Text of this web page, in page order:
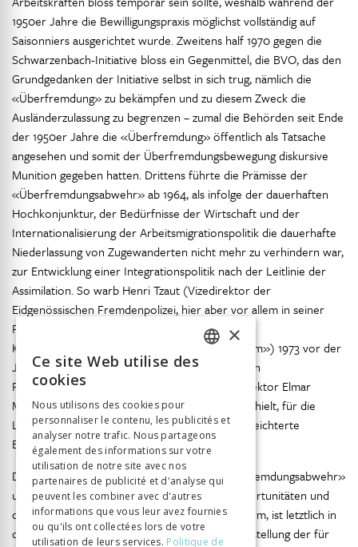
1950er Jahre die Bewilligungspraxis möglichst vollständig auf
Saisonniers ausgerichtet wurde. Zweitens half 1970 gegen die
Schwarzenbach-Initiative bloss ein Gegenmittel, die BVO, das den
Grundgedanken der Initiative selbst in sich trug, nämlich die
«Überfremdung» zu bekämpfen und zu diesem Zweck die
Ausländerzulassung zu begrenzen – zumal die Behörden seit Ende
der 1950er Jahre die «Überfremdung» öffentlich als Tatsache
angesehen und somit der Überfremdungsbewegung diskursive
Munition gegeben hatten. Drittens führte die Prämisse der
«Überfremdungsabwehr» ab 1964, als infolge der dauerhaften
Hochkonjunktur, der Bedürfnisse der Wirtschaft und der
Internationalisierung der Arbeitsmigrationspolitik die dauerhafte
Niederlassung von Zugewanderten nicht mehr zu verhindern war,
zur Entwicklung einer Integrationspolitik nach der Leitlinie der
Assimilation. So warb Henri Tzaut (Vizedirektor der
Eidgenössischen Fremdenpolizei, hier aber vor allem in seiner
Funktion als Chefsekretär der «Eidgenössischen
Konsultativkommission für das Ausländerproblem») 1973 vor der
Jahreskonferenz der Vereinigung der kantonalen
Fremdenpolizeichefs, an der Fremdenpolizeidirektor Elmar
Mäder sein Plädoyer für den Integrationsansatz hielt, für die
Lösung des «Ausländerproblems» durch die erleichterte
Einbürgerung der jungen Ausländergeneration.
Das stete Festhalten am Paradigma der «Überfremdungsabwehr»
und seine dehn-bare, den wirtschaftlichen Opportunitäten und
den gesellschaftlichen Realitäten anpassbare Form, ist letztlich in
der gesamten untersuchten Zeit als Wunschvorstellung der für
ITALIAN
×
Ce site Web utilise des
cookies
Nous utilisons des cookies pour
personnaliser le contenu, les publicités et
analyser notre trafic. Nous partageons
également des informations sur votre
utilisation de notre site avec nos
partenaires de publicité et d'analyse qui
peuvent les combiner avec d'autres
informations que vous leur avez fournies
ou qu'ils ont collectées lors de votre
utilisation de leurs services. Politique de